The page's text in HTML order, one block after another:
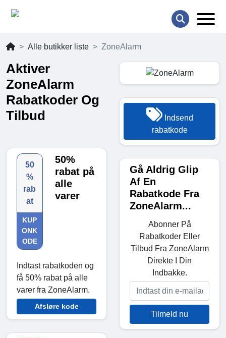
Alle butikker liste ZoneAlarm
Aktiver
ZoneAlarm
Rabatkoder Og
Tilbud
50
%
rab
at
KUP
ONK
ODE
50%
rabat på
alle
varer
Indtast rabatkoden og
få 50% rabat på alle
varer fra ZoneAlarm.
Afsløre kode
Indsend
rabatkode
Gå Aldrig Glip
Af En
Rabatkode Fra
ZoneAlarm...
Abonner På
Rabatkoder Eller
Tilbud Fra ZoneAlarm
Direkte I Din
Indbakke.
Tilmeld nu